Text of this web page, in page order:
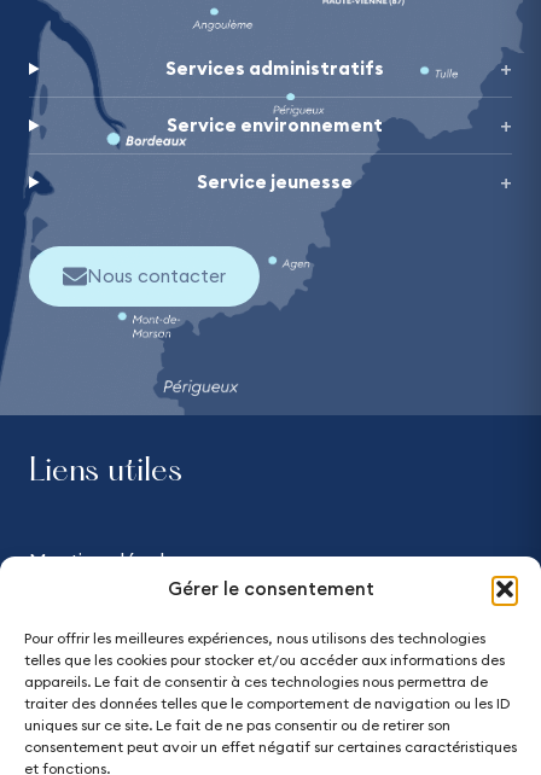
Gérer le consentement
Pour offrir les meilleures expériences, nous utilisons des technologies
telles que les cookies pour stocker et/ou accéder aux informations des
appareils. Le fait de consentir à ces technologies nous permettra de
traiter des données telles que le comportement de navigation ou les ID
uniques sur ce site. Le fait de ne pas consentir ou de retirer son
consentement peut avoir un effet négatif sur certaines caractéristiques
et fonctions.
Services administratifs
Service environnement
Service jeunesse
Nous contacter
Liens utiles
Mentions légales
Accessibilité - partiellement conforme
Plan du site